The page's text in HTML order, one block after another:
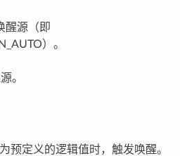
醒源（即
）。
。
预定义的逻辑值时，触发唤醒。